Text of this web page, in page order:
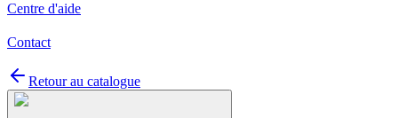
Centre d'aide
Contact
Retour au catalogue